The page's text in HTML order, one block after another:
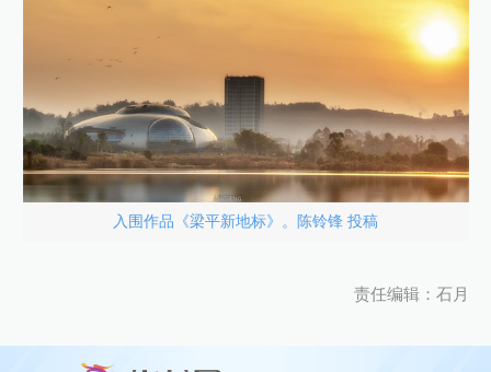
入围作品《梁平新地标》。陈铃锋 投稿
责任编辑：石月